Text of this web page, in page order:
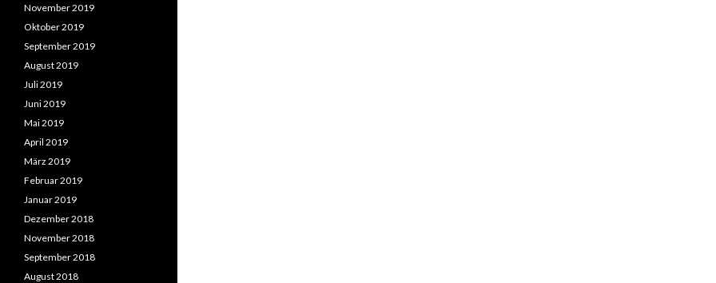
November 2019
Oktober 2019
September 2019
August 2019
Juli 2019
Juni 2019
Mai 2019
April 2019
März 2019
Februar 2019
Januar 2019
Dezember 2018
November 2018
September 2018
August 2018